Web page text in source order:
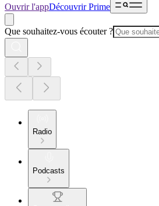
Ouvrir l'appDécouvrir Prime
Que souhaitez-vous écouter ?
Radio
Podcasts